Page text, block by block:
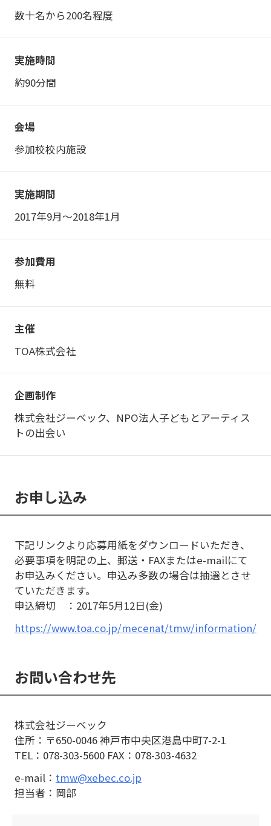
数十名から200名程度
実施時間
約90分間
会場
参加校校内施設
実施期間
2017年9月～2018年1月
参加費用
無料
主催
TOA株式会社
企画制作
株式会社ジーベック、NPO法人子どもとアーティス
トの出会い
お申し込み
下記リンクより応募用紙をダウンロードいただき、
必要事項を明記の上、郵送・FAXまたはe-mailにて
お申込みください。申込み多数の場合は抽選とさせ
ていただきます。
申込締切 ：2017年5月12日(金)
https://www.toa.co.jp/mecenat/tmw/information/
お問い合わせ先
株式会社ジーベック
住所：〒650-0046 神戸市中央区港島中町7-2-1
TEL：078-303-5600 FAX：078-303-4632
e-mail： tmw@xebec.co.jp
担当者：岡部